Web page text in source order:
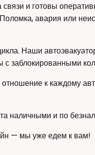
и готовы
Поломка, авария или
Наши
заблокированными
к каждому
наличными и по
— мы уже едем к вам!